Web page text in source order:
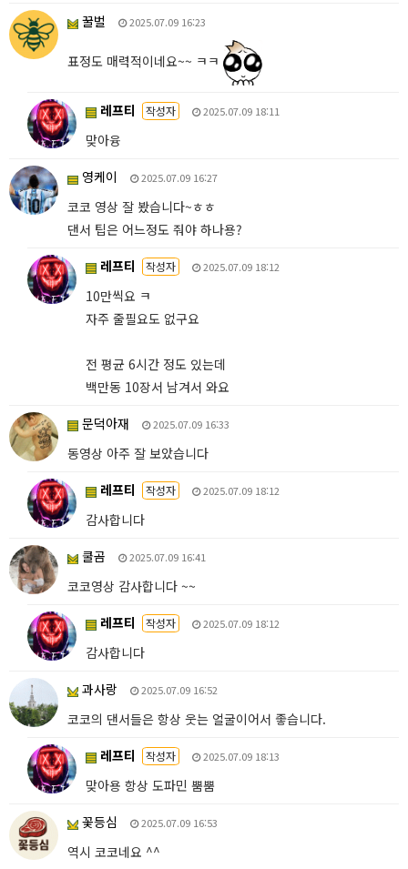
꿀벌 2025.07.09 16:23
표정도 매력적이네요~~ ㅋㅋ
레프티 작성자 2025.07.09 18:11
맞아융
영케이
2025.07.09 16:27
코코 영상 잘 봤습니다~ㅎㅎ
댄서 팁은 어느정도 줘야 하나용?
레프티
작성자 2025.07.09 18:12
10만씩요 ㅋ
자주 줄필요도 없구요
전 평균 6시간 정도 있는데
백만동 10장서 남겨서 와요
문덕아재
2025.07.09 16:33
동영상 아주 잘 보았습니다
레프티
작성자 2025.07.09 18:12
감사합니다
쿨곰
2025.07.09 16:41
코코영상 감사합니다 ~~
레프티
작성자 2025.07.09 18:12
감사합니다
과사랑
2025.07.09 16:52
코코의 댄서들은 항상 웃는 얼굴이어서 좋습니다.
레프티
작성자 2025.07.09 18:13
맞아용 항상 도파민 뿜뿜
꽃등심
2025.07.09 16:53
역시 코코네요 ^^